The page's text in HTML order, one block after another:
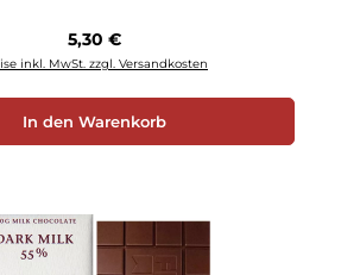
Regulärer Preis:
5,30 €
inkl. MwSt. zzgl. Versandkosten
In den Warenkorb